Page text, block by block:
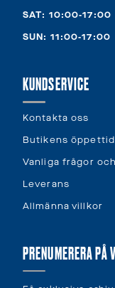
SAT: 10:00-17:00
SUN: 11:00-17:00
KUNDSERVICE
Kontakta oss
Butikens
Vanliga frågor
Leverans
Allmänna villkor
PRENUMERERA PÅ